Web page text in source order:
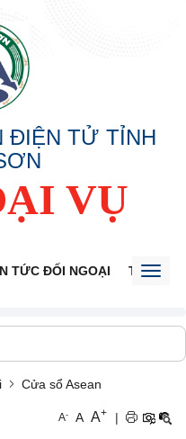
ĐIỆN TỬ TỈNH
VỤ
TỨC ĐỐI NGOẠI THÔNG
Cửa sổ Asean
A- A A+ |